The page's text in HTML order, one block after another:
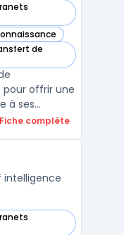
de
offrir une
à ses
de
en temps
Fiche complète